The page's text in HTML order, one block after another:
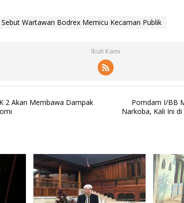
Wartawan Bodrex Memicu Kecaman Publik
Ikuti Kami
2 Akan Membawa Dampak
Pomdam I/BB
Narkoba, Kali Ini